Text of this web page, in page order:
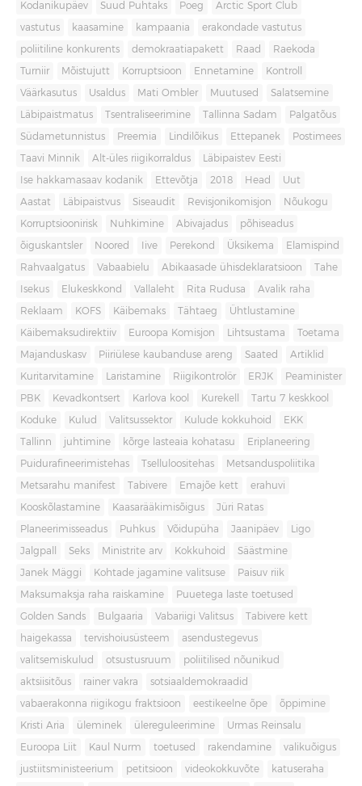
Kodanikupäev Suud Puhtaks Poeg Arctic Sport Club
vastutus kaasamine kampaania erakondade vastutus
poliitiline konkurents demokraatiapakett Raad Raekoda
Turniir Mõistujutt Korruptsioon Ennetamine Kontroll
Väärkasutus Usaldus Mati Ombler Muutused Salatsemine
Läbipaistmatus Tsentraliseerimine Tallinna Sadam Palgatõus
Südametunnistus Preemia Lindilõikus Ettepanek Postimees
Taavi Minnik Alt-üles riigikorraldus Läbipaistev Eesti
Ise hakkamasaav kodanik Ettevõtja 2018 Head Uut
Aastat Läbipaistvus Siseaudit Revisjonikomisjon Nõukogu
Korruptsioonirisk Nuhkimine Abivajadus põhiseadus
õiguskantsler Noored Iive Perekond Üksikema Elamispind
Rahvaalgatus Vabaabielu Abikaasade ühisdeklaratsioon Tahe
Isekus Elukeskkond Vallaleht Rita Rudusa Avalik raha
Reklaam KOFS Käibemaks Tähtaeg Ühtlustamine
Käibemaksudirektiiv Euroopa Komisjon Lihtsustama Toetama
Majanduskasv Piiriülese kaubanduse areng Saated Artiklid
Kuritarvitamine Laristamine Riigikontrolör ERJK Peaminister
PBK Kevadkontsert Karlova kool Kurekell Tartu 7 keskkool
Koduke Kulud Valitsussektor Kulude kokkuhoid EKK
Tallinn juhtimine kõrge lasteaia kohatasu Eriplaneering
Puidurafineerimistehas Tselluloositehas Metsanduspoliitika
Metsarahu manifest Tabivere Emajõe kett erahuvi
Kooskõlastamine Kaasarääkimisõigus Jüri Ratas
Planeerimisseadus Puhkus Võidupüha Jaanipäev Ligo
Jalgpall Seks Ministrite arv Kokkuhoid Säästmine
Janek Mäggi Kohtade jagamine valitsuse Paisuv riik
Maksumaksja raha raiskamine Puuetega laste toetused
Golden Sands Bulgaaria Vabariigi Valitsus Tabivere kett
haigekassa tervishoiusüsteem asendustegevus
valitsemiskulud otsustusruum poliitilised nõunikud
aktsiisitõus rainer vakra sotsiaaldemokraadid
vabaerakonna riigikogu fraktsioon eestikeelne õpe õppimine
Kristi Aria üleminek ülereguleerimine Urmas Reinsalu
Euroopa Liit Kaul Nurm toetused rakendamine valikuõigus
justiitsministeerium petitsioon videokokkuvõte katuseraha